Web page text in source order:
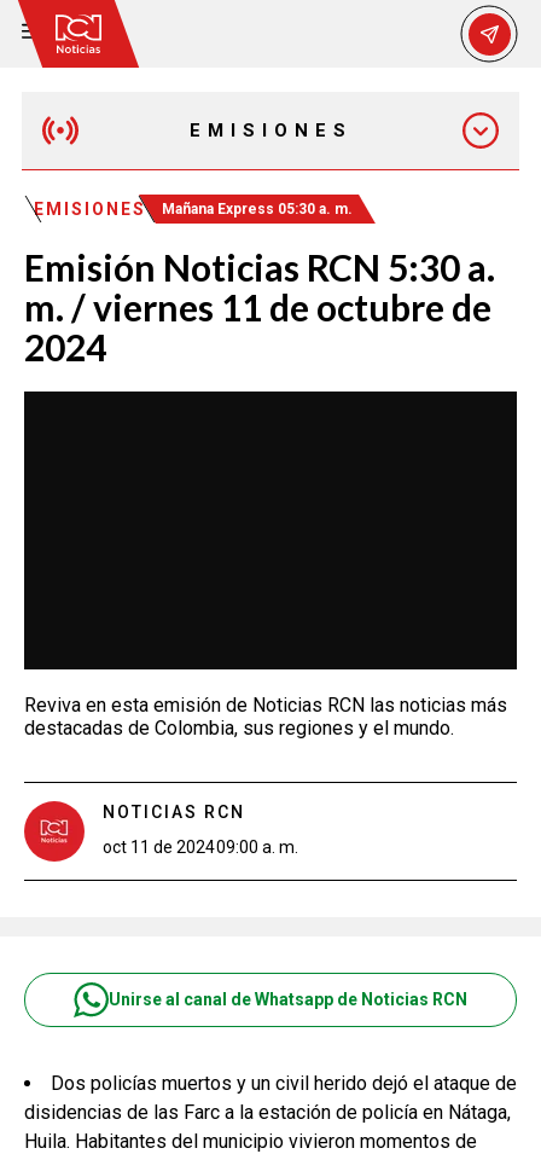
EMISIONES
MAÑANA EXPRESS
EMISIÓN 12:30 PM
EMISIONES Mañana Express 05:30 a. m.
Emisión Noticias RCN 5:30 a.
m. / viernes 11 de octubre de
2024
Reviva en esta emisión de Noticias RCN las noticias más
destacadas de Colombia, sus regiones y el mundo.
NOTICIAS RCN
oct 11 de 202409:00 a. m.
Unirse al canal de Whatsapp de Noticias RCN
Dos policías muertos y un civil herido dejó el ataque de
disidencias de las Farc a la estación de policía en Nátaga,
Huila. Habitantes del municipio vivieron momentos de